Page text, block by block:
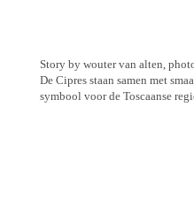
Story by wouter van alten,
De Cipres staan samen met
symbool voor de Toscaanse